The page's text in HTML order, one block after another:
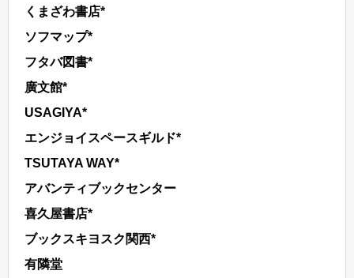
くまざわ書店*
ソフマップ*
フタバ図書*
廣文館*
USAGIYA*
エンジョイスペースギルド*
TSUTAYA WAY*
アバンティブックセンター
喜久屋書店*
ブックスキヨスク関西*
有隣堂